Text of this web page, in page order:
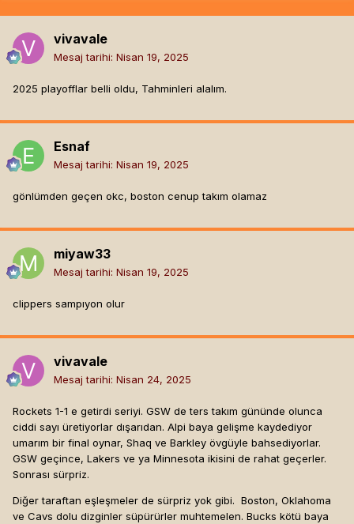
vivavale
Mesaj tarihi: Nisan 19, 2025
2025 playofflar belli oldu, Tahminleri alalım.
Esnaf
Mesaj tarihi: Nisan 19, 2025
gönlümden geçen okc, boston cenup takım olamaz
miyaw33
Mesaj tarihi: Nisan 19, 2025
clippers sampıyon olur
vivavale
Mesaj tarihi: Nisan 24, 2025
Rockets 1-1 e getirdi seriyi. GSW de ters takım gününde olunca
ciddi sayı üretiyorlar dışarıdan. Alpi baya gelişme kaydediyor
umarım bir final oynar, Shaq ve Barkley övgüyle bahsediyorlar.
GSW geçince, Lakers ve ya Minnesota ikisini de rahat geçerler.
Sonrası sürpriz.
Diğer taraftan eşleşmeler de sürpriz yok gibi. Boston, Oklahoma
ve Cavs dolu dizginler süpürürler muhtemelen. Bucks kötü baya